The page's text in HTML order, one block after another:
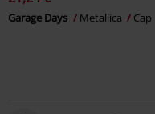
Garage Days Metallica Cap